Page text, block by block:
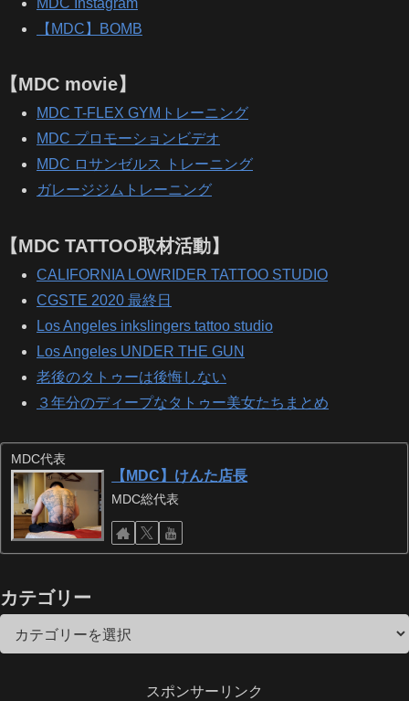
【MDC】BOMB
【MDC movie】
MDC T-FLEX GYMトレーニング
MDC プロモーションビデオ
MDC ロサンゼルス トレーニング
ガレージジムトレーニング
【MDC TATTOO取材活動】
CALIFORNIA LOWRIDER TATTOO STUDIO
CGSTE 2020 最終日
Los Angeles inkslingers tattoo studio
Los Angeles UNDER THE GUN
老後のタトゥーは後悔しない
３年分のディープなタトゥー美女たちまとめ
MDC代表
【MDC】けんた店長
MDC総代表
カテゴリー
スポンサーリンク